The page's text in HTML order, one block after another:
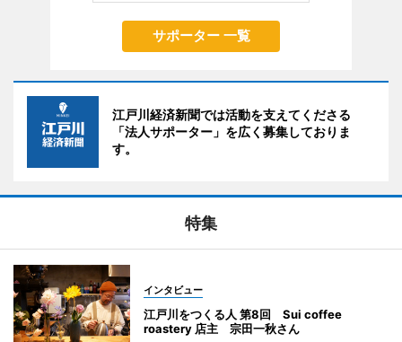
サポーター 一覧
江戸川経済新聞では活動を支えてくださる
「法人サポーター」を広く募集しておりま
す。
特集
インタビュー
江戸川をつくる人 第8回 Sui coffee
roastery 店主 宗田一秋さん